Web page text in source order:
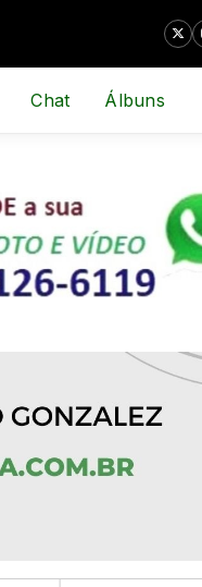
Chat Álbuns